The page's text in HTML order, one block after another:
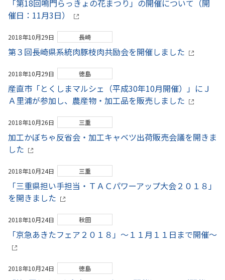
「第18回鳴門らっきょの花まつり」の開催について（開
催日：11月3日）
2018年10月29日 長崎
第３回長崎県系統肉豚枝肉共励会を開催しました
2018年10月29日 徳島
産直市「とくしまマルシェ（平成30年10月開催）」にＪ
Ａ里浦が参加し、農産物・加工品を販売しました
2018年10月26日 三重
加工かぼちゃ反省会・加工キャベツ出荷販売会議を開きま
した
2018年10月24日 三重
「三重県担い手担当・ＴＡＣパワーアップ大会２０１８」
を開きました
2018年10月24日 秋田
「京急あきたフェア２０１８」～１１月１１日まで開催～
2018年10月24日 徳島